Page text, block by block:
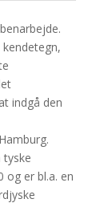
indgå den
tyske
og er bl.a. en